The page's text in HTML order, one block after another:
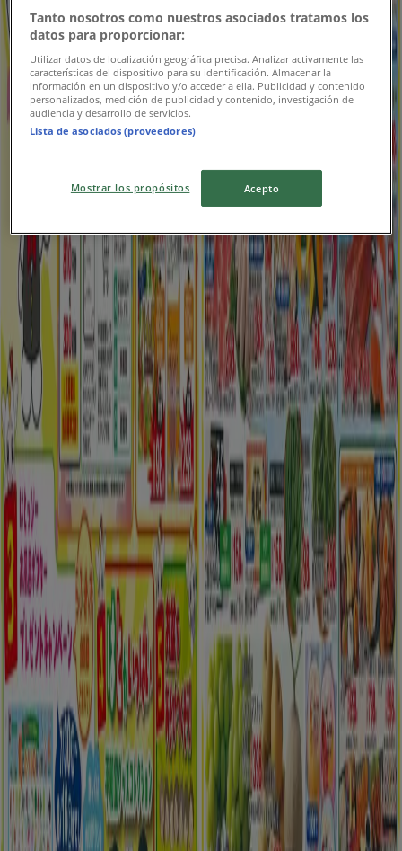
ヤマダ電機
選ばれた製品の素晴らしい割引
8/11 日まで有効足立区
切花販売中 89号
8/16 日まで有効足立区
新規
平和堂
排他的な取引と掘り出し物
明日で期限切れ
足立区
新規
平和堂
私たちのお客様のための排他的な取引
8/12 日まで有効 足立区
広告
Tanto nosotros como nuestros asociados tratamos los
datos para proporcionar:
Utilizar datos de localización geográfica precisa. Analizar activamente las
características del dispositivo para su identificación. Almacenar la
información en un dispositivo y/o acceder a ella. Publicidad y contenido
personalizados, medición de publicidad y contenido, investigación de
audiencia y desarrollo de servicios.
Lista de asociados (proveedores)
Mostrar los propósitos Acepto